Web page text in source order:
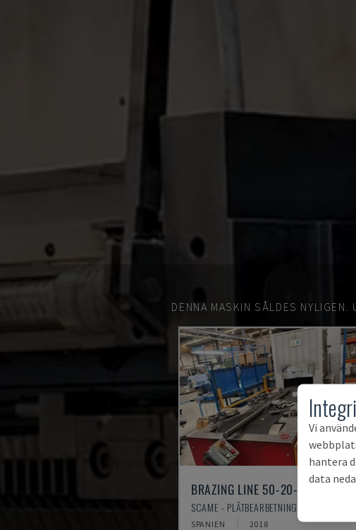
DENNA MASKIN SÅLDES NYLIGEN.
BRAZING LINE 50-20-350-GI-DR
SCAME - PLÅTBEARBETNINGSMASKIN
SPANIEN 2018
Vi
hantera
data